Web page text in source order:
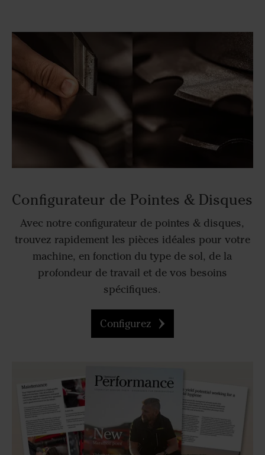
Configurateur de Pointes & Disques
Avec notre configurateur de pointes & disques,
trouvez rapidement les pièces idéales pour votre
machine, en fonction du type de sol, de la
profondeur de travail et de vos besoins
spécifiques.
Configurez